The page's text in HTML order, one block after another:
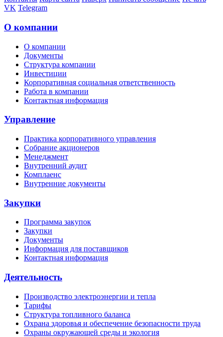
VK Telegram
О компании
О компании
Документы
Структура компании
Инвестиции
Корпоративная социальная ответственность
Работа в компании
Контактная информация
Управление
Практика корпоративного управления
Собрание акционеров
Менеджмент
Внутренний аудит
Комплаенс
Внутренние документы
Закупки
Программа закупок
Закупки
Документы
Информация для поставщиков
Контактная информация
Деятельность
Производство электроэнергии и тепла
Тарифы
Структура топливного баланса
Охрана здоровья и обеспечение безопасности труда
Охраны окружающей среды и экология